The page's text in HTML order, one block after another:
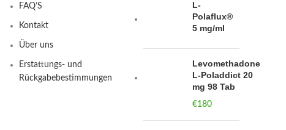
FAQ’S
Kontakt
Über uns
Erstattungs- und
Rückgabebestimmungen
L-
Polaflux®
5 mg/ml
Levomethadone
L-Poladdict 20
mg 98 Tab
€180